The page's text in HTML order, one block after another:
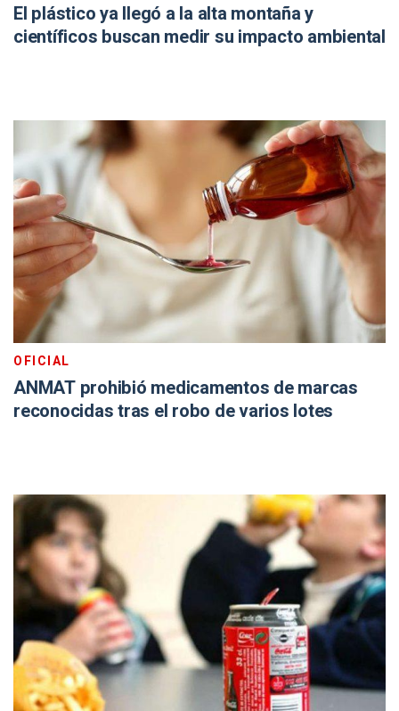
El plástico ya llegó a la alta montaña y
científicos buscan medir su impacto ambiental
OFICIAL
ANMAT prohibió medicamentos de marcas
reconocidas tras el robo de varios lotes